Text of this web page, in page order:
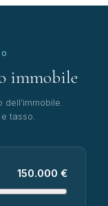
immobile
tasso.
150.000 €